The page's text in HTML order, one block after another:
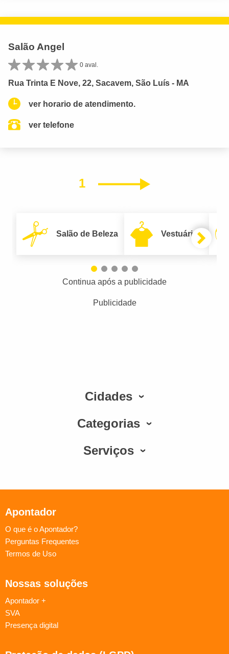
Salão Angel
0 aval.
Rua Trinta E Nove, 22, Sacavem, São Luís - MA
ver horario de atendimento.
ver telefone
1 Próximo
Salão de Beleza Vestuário
Continua após a publicidade
Publicidade
Cidades
Categorias
Serviços
Apontador
O que é o Apontador?
Perguntas Frequentes
Termos de Uso
Nossas soluções
Apontador +
SVA
Presença digital